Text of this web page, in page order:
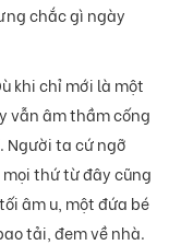
chắc gì ngày
khi chỉ mới là một
vẫn âm thầm cống
Người ta cứ ngỡ
thứ từ đây cũng
âm u, một đứa bé
tải, đem về nhà.